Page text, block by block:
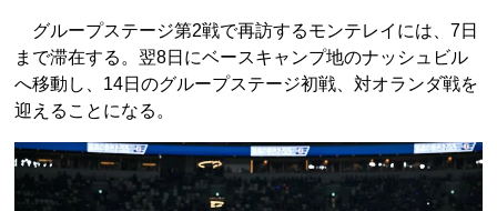
グループステージ第2戦で再訪するモンテレイには、7日
まで滞在する。翌8日にベースキャンプ地のナッシュビル
へ移動し、14日のグループステージ初戦、対オランダ戦を
迎えることになる。